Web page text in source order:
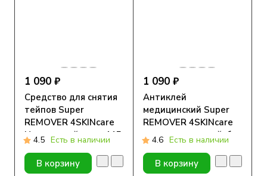
1 090 ₽
Средство для снятия
тейпов Super
REMOVER 4SKINcare
Цитрусовый микс, 115
мл
4.5 Есть в наличии
В корзину
1 090 ₽
Антиклей
медицинский Super
REMOVER 4SKINcare
гипоаллергенный, без
отдушки, 115 мл
4.6 Есть в наличии
В корзину